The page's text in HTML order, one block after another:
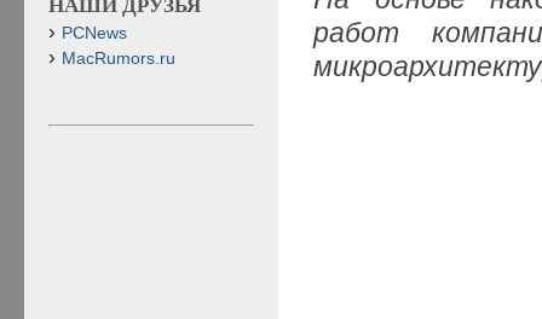
работ
НАШИ ДРУЗЬЯ
PCNews
MacRumors.ru